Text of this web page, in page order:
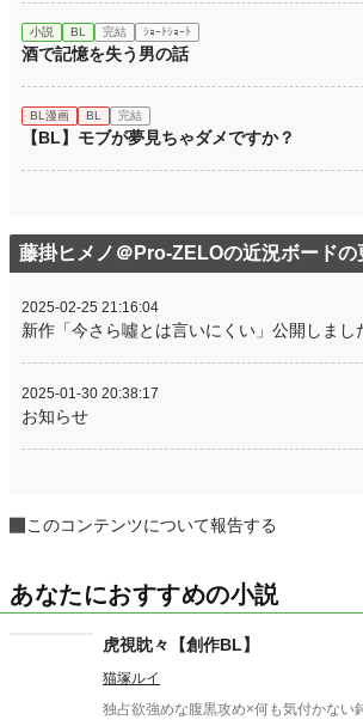
小説 BL 完結 ｼｮｰﾄｼｮｰﾄ
酒で記憶を失う男の話
BL漫画 BL 完結
【BL】モブが夢見ちゃダメですか？
藤掛ヒメノ＠Pro-ZELOの近況ボードの
2025-02-25 21:16:04
新作「今さら噓とは言いにくい」公開しまし
2025-01-30 20:38:17
お知らせ
このコンテンツについて報告する
あなたにおすすめの小説
虎視眈々【創作BL】
猫塚ルイ
独占欲強めな腹黒攻め×何も気付かな